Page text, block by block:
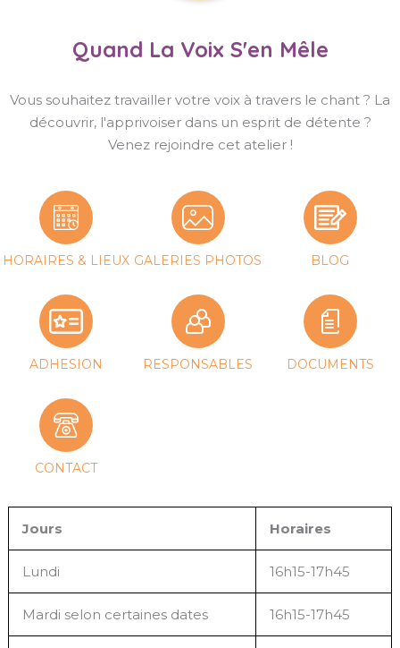
Quand La Voix S'en Mêle
Vous souhaitez travailler votre voix à travers le chant ? La
découvrir, l'apprivoiser dans un esprit de détente ?
Venez rejoindre cet atelier !
HORAIRES & LIEUX GALERIES PHOTOS BLOG
ADHESION RESPONSABLES DOCUMENTS
CONTACT
Jours Horaires
Lundi 16h15-17h45
Mardi selon certaines dates 16h15-17h45